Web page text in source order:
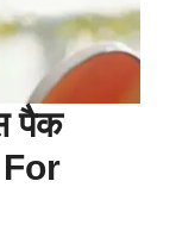
पैक